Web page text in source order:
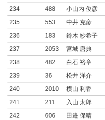
234
488 小山内 俊彦
235
553 中井 克彦
236
183 鈴木 紗希子
237
2053 宮城 唐典
238
482 白石 裕章
239
36 松井 洋介
240
2010 横山 利香
241
211 入山 太郎
242
606 田邉 保晴